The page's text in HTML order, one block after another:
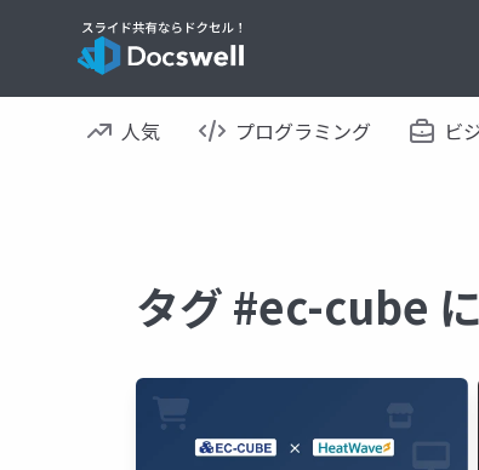
人気 プログラミング ビ
タグ #ec-cube